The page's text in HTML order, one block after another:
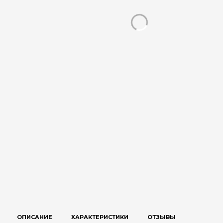
ОПИСАНИЕ ХАРАКТЕРИСТИКИ ОТЗЫВЫ